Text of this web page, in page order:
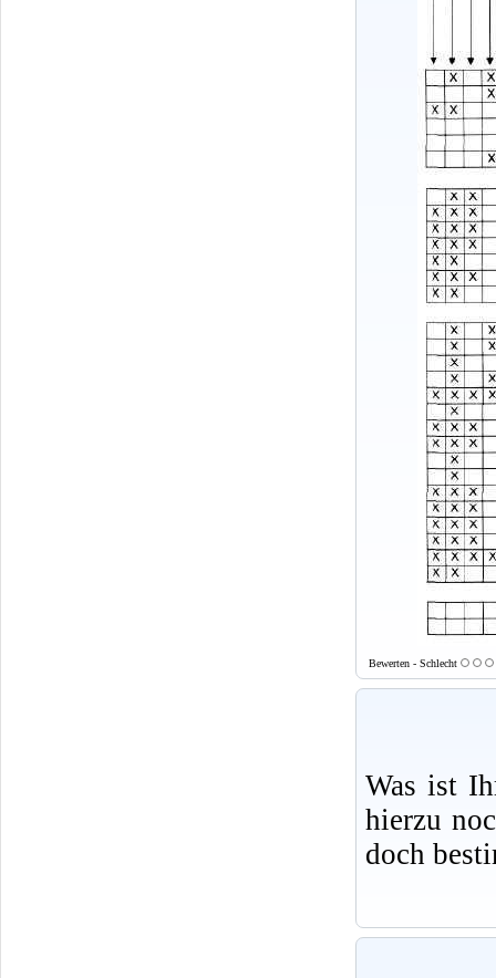
Bewerten - Schlecht
Was ist
hierzu
doch